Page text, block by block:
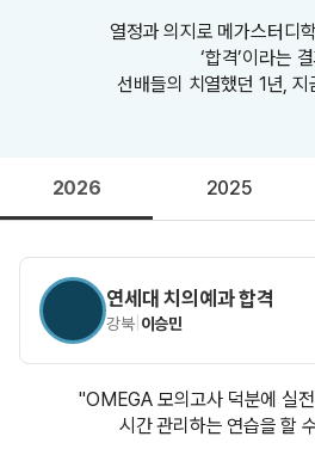
열정과 의지로 메가스터디
‘합격’이라는
선배들의 치열했던 1년, 지
2026 2025
연세대 치의예과 합격
강북| 이승민
"OMEGA 모의고사 덕분에 실
시간 관리하는 연습을 할